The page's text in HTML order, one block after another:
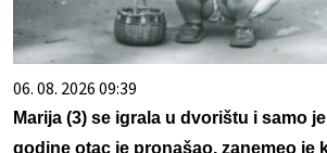
06. 08. 2026 09:39
Marija (3) se igrala u dvorištu i samo
godine otac je pronašao, zanemeo je